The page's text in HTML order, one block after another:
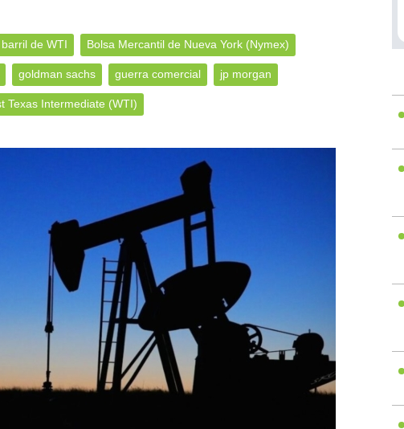
barril de WTI Bolsa Mercantil de Nueva York (Nymex)
goldman sachs guerra comercial jp morgan
Texas Intermediate (WTI)